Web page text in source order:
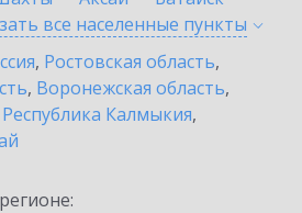
все населенные пункты
, Ростовская область,
, Воронежская область,
Республика Калмыкия,